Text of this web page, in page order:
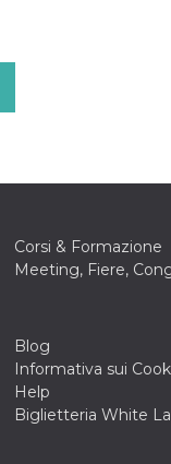
Corsi & Formazione
Meeting, Fiere,
Blog
Informativa sui
Help
Biglietteria White